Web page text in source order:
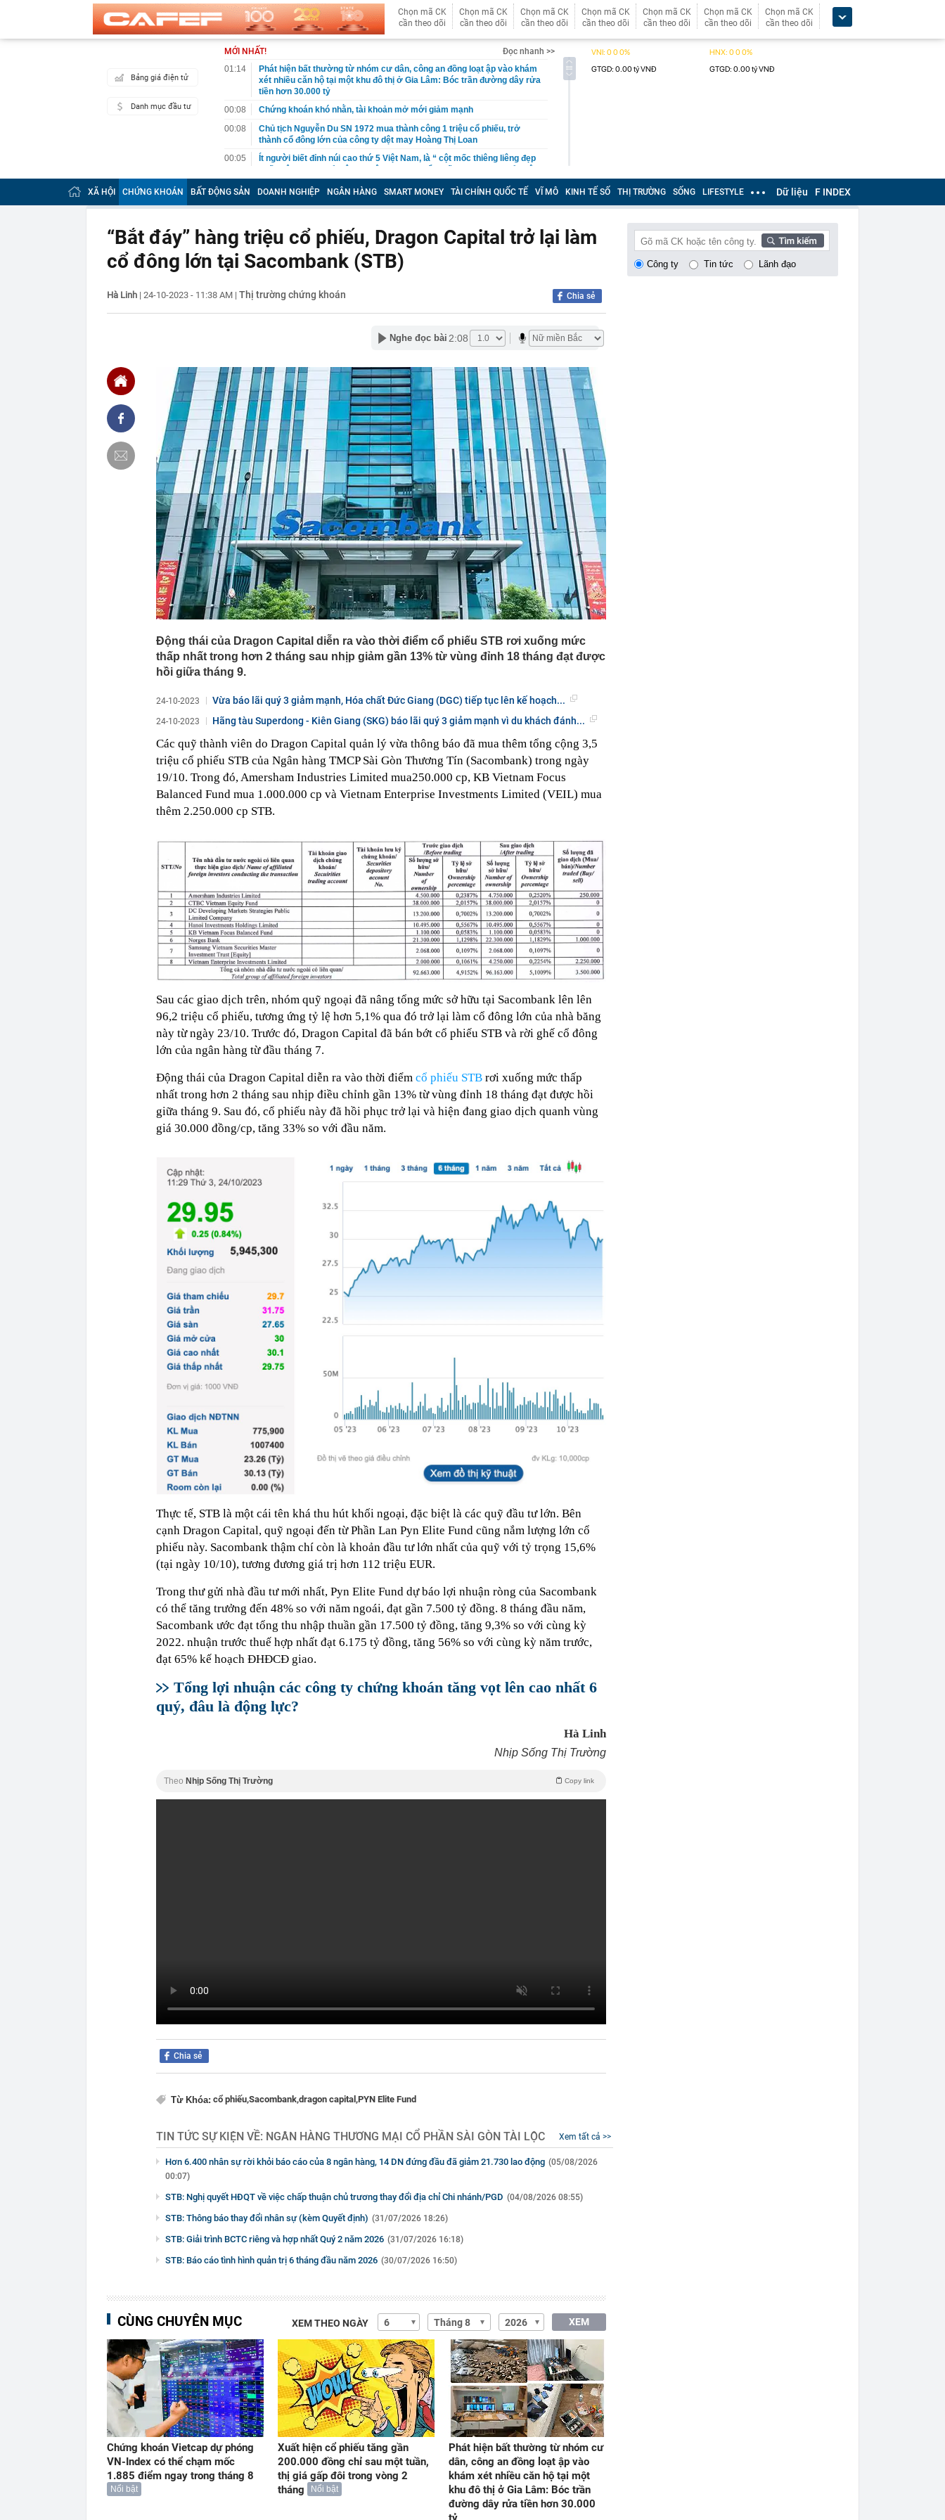
Chọn mã CK
cần theo dõi
Chọn mã CK
cần theo dõi
Chọn mã CK
cần theo dõi
Chọn mã CK
cần theo dõi
Chọn mã CK
cần theo dõi
Chọn mã CK
cần theo dõi
Chọn mã CK
cần theo dõi
Bảng giá điện tử
Danh mục đầu tư
MỚI NHẤT!
Đọc nhanh >>
01:14
Phát hiện bất thường từ nhóm cư dân, công an đồng loạt ập vào khám
xét nhiều căn hộ tại một khu đô thị ở Gia Lâm: Bóc trần đường dây rửa
tiền hơn 30.000 tỷ
00:08
Chứng khoán khó nhằn, tài khoản mở mới giảm mạnh
00:08
Chủ tịch Nguyễn Du SN 1972 mua thành công 1 triệu cổ phiếu, trở
thành cổ đông lớn của công ty dệt may Hoàng Thị Loan
00:05
Ít người biết đỉnh núi cao thứ 5 Việt Nam, là “ cột mốc thiêng liêng đẹp
trekking
Việt Nam có 1 hệ thống y khoa tư nhân sở hữu 14 bệnh viện, 2.900
giường bệnh, vừa được vinh danh "Hệ thống Y khoa tốt nhất Việt Nam
00:05
56 mã chứng khoán bị HoSE cắt margin trong tháng 8
00:03
Một doanh nghiệp Việt thu hơn 1 tỷ USD ở nước ngoài trong nửa đầu
năm 2026, lợi nhuận tăng hơn 120%
00:03
Chứng khoán Vietcap dự phóng VN-Index có thể chạm mốc 1.885 điểm
ngay trong tháng 8
Nắm trong tay Điện Máy Xanh, Bách Hóa Xanh, An Khang, vốn hóa
00:01
Khám xét ngôi nhà cổ, phát hiện 'kho báu' gồm 1.000 đồng tiền vàng và
5 thỏi vàng giấu trong nhiều ngăn bí mật - giá trị hơn 18 tỷ đồng
23:28
4 dấu hiệu nhận biết ngôi nhà có phong thuỷ không thuận lợi
23:12
Quốc gia có lượng khách đến Việt Nam đông nhất 7 tháng đầu năm,
vượt Hàn Quốc và Nga, gấp gần 6 lần Ấn Độ
23:01
Người bán trái cây tiết lộ: Khách thường chọn quả to, người trong
nghề lại kiểm tra 5 chi tiết này trước
23:00
Tiếp viên tàu cao tốc quỳ gối 1h an ủi khách: 7 năm sau ở khách sạn 5
sao nhiều hơn ở nhà, bay hạng thương gia
22:34
Cụ bà 70 tuổi có xương trẻ khỏe như phụ nữ 30, bác sĩ kinh ngạc khi
biết bí quyết
22:34
Ngôi nhà chứa đựng tâm huyết của NSND Tự Long
22:31
Giá vàng vượt 4.300 USD/ounce, chuyên gia dự báo đỉnh mới
22:30
Một doanh nghiệp dầu khí đem hơn 42.200 tỷ đồng gửi ngân hàng
22:08
Lời khuyên cho những người không rút điện ấm siêu tốc trước khi ngủ
XÃ HỘI CHỨNG KHOÁN BẤT ĐỘNG SẢN DOANH NGHIỆP NGÂN HÀNG SMART MONEY TÀI CHÍNH QUỐC TẾ VĨ MÔ KINH TẾ SỐ THỊ TRƯỜNG SỐNG LIFESTYLE Dữ liệu F INDEX
“Bắt đáy” hàng triệu cổ phiếu, Dragon Capital trở lại làm
cổ đông lớn tại Sacombank (STB)
Hà Linh | 24-10-2023 - 11:38 AM | Thị trường chứng khoán Chia sẻ
Nghe đọc bài 2:08
Động thái của Dragon Capital diễn ra vào thời điểm cổ phiếu STB rơi xuống mức
thấp nhất trong hơn 2 tháng sau nhịp giảm gần 13% từ vùng đỉnh 18 tháng đạt được
hồi giữa tháng 9.
24-10-2023 Vừa báo lãi quý 3 giảm mạnh, Hóa chất Đức Giang (DGC) tiếp tục lên kế hoạch...
24-10-2023 Hãng tàu Superdong - Kiên Giang (SKG) báo lãi quý 3 giảm mạnh vì du khách đánh...
Các quỹ thành viên do Dragon Capital quản lý vừa thông báo đã mua thêm tổng cộng 3,5
triệu cổ phiếu STB của Ngân hàng TMCP Sài Gòn Thương Tín (Sacombank) trong ngày
19/10. Trong đó, Amersham Industries Limited mua250.000 cp, KB Vietnam Focus
Balanced Fund mua 1.000.000 cp và Vietnam Enterprise Investments Limited (VEIL) mua
thêm 2.250.000 cp STB.
Sau các giao dịch trên, nhóm quỹ ngoại đã nâng tổng mức sở hữu tại Sacombank lên lên
96,2 triệu cổ phiếu, tương ứng tỷ lệ hơn 5,1% qua đó trở lại làm cổ đông lớn của nhà băng
này từ ngày 23/10. Trước đó, Dragon Capital đã bán bớt cổ phiếu STB và rời ghế cổ đông
lớn của ngân hàng từ đầu tháng 7.
Động thái của Dragon Capital diễn ra vào thời điểm cổ phiếu STB rơi xuống mức thấp
nhất trong hơn 2 tháng sau nhịp điều chỉnh gần 13% từ vùng đỉnh 18 tháng đạt được hồi
giữa tháng 9. Sau đó, cổ phiếu này đã hồi phục trở lại và hiện đang giao dịch quanh vùng
giá 30.000 đồng/cp, tăng 33% so với đầu năm.
Thực tế, STB là một cái tên khá thu hút khối ngoại, đặc biệt là các quỹ đầu tư lớn. Bên
cạnh Dragon Capital, quỹ ngoại đến từ Phần Lan Pyn Elite Fund cũng nắm lượng lớn cổ
phiếu này. Sacombank thậm chí còn là khoản đầu tư lớn nhất của quỹ với tỷ trọng 15,6%
(tại ngày 10/10), tương đương giá trị hơn 112 triệu EUR.
Trong thư gửi nhà đầu tư mới nhất, Pyn Elite Fund dự báo lợi nhuận ròng của Sacombank
có thể tăng trưởng đến 48% so với năm ngoái, đạt gần 7.500 tỷ đồng. 8 tháng đầu năm,
Sacombank ước đạt tổng thu nhập thuần gần 17.500 tỷ đồng, tăng 9,3% so với cùng kỳ
2022. nhuận trước thuế hợp nhất đạt 6.175 tỷ đồng, tăng 56% so với cùng kỳ năm trước,
đạt 65% kế hoạch ĐHĐCĐ giao.
Tổng lợi nhuận các công ty chứng khoán tăng vọt lên cao nhất 6
quý, đâu là động lực?
Hà Linh
Nhịp Sống Thị Trường
Theo Nhịp Sống Thị Trường Copy link
Chia sẻ
Từ Khóa: cổ phiếu,Sacombank,dragon capital,PYN Elite Fund
TIN TỨC SỰ KIỆN VỀ: NGÂN HÀNG THƯƠNG MẠI CỔ PHẦN SÀI GÒN TÀI LỘC Xem tất cả >>
Hơn 6.400 nhân sự rời khỏi báo cáo của 8 ngân hàng, 14 DN đứng đầu đã giảm 21.730 lao động (05/08/2026
00:07)
STB: Nghị quyết HĐQT về việc chấp thuận chủ trương thay đổi địa chỉ Chi nhánh/PGD (04/08/2026 08:55)
STB: Thông báo thay đổi nhân sự (kèm Quyết định) (31/07/2026 18:26)
STB: Giải trình BCTC riêng và hợp nhất Quý 2 năm 2026 (31/07/2026 16:18)
STB: Báo cáo tình hình quản trị 6 tháng đầu năm 2026 (30/07/2026 16:50)
CÙNG CHUYÊN MỤC XEM THEO NGÀY XEM
Chứng khoán Vietcap dự phóng
VN-Index có thể chạm mốc
1.885 điểm ngay trong tháng 8
Nổi bật
Xuất hiện cổ phiếu tăng gần
200.000 đồng chỉ sau một tuần,
thị giá gấp đôi trong vòng 2
tháng
Nổi bật
Phát hiện bất thường từ nhóm cư
dân, công an đồng loạt ập vào
khám xét nhiều căn hộ tại một
khu đô thị ở Gia Lâm: Bóc trần
đường dây rửa tiền hơn 30.000
Công ty Tin tức Lãnh đạo